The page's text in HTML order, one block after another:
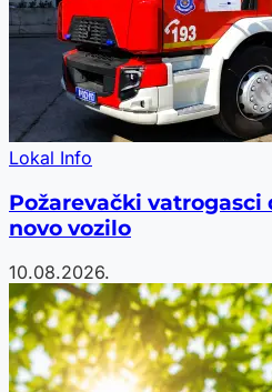
Lokal Info
Požarevački
novo vozilo
10.08.2026.